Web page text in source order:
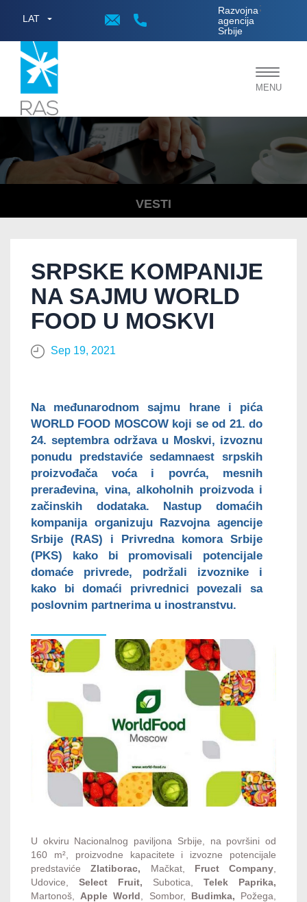
LAT
Razvojna
agencija
Srbije
;
Toggle
MENU
VESTI
SRPSKE KOMPANIJE
NA SAJMU WORLD
FOOD U MOSKVI
Sep 19, 2021
Na međunarodnom sajmu hrane i pića
WORLD FOOD MOSCOW koji se od 21. do
24. septembra održava u Moskvi, izvoznu
ponudu predstaviće sedamnaest srpskih
proizvođača voća i povrća, mesnih
prerađevina, vina, alkoholnih proizvoda i
začinskih dodataka. Nastup domaćih
kompanija organizuju Razvojna agencije
Srbije (RAS) i Privredna komora Srbije
(PKS) kako bi promovisali potencijale
domaće privrede, podržali izvoznike i
kako bi domaći privrednici povezali sa
poslovnim partnerima u inostranstvu.
U okviru Nacionalnog paviljona Srbije, na površini od
160 m², proizvodne kapacitete i izvozne potencijale
predstavićeZlatiborac, Mačkat, Fruct Company
Udovice, Select Fruit, Subotica, Telek Paprika,
Martonoš, Apple World , Sombor, Budimka, Požega,